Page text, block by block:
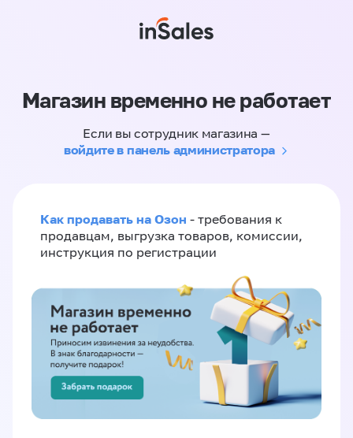
Магазин временно не работает
Если вы сотрудник магазина —
войдите в панель администратора
Как продавать на Озон - требования к
продавцам, выгрузка товаров, комиссии,
инструкция по регистрации